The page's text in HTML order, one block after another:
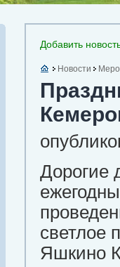
Добавить
Новости
Дорогие
светлое
Яшкино